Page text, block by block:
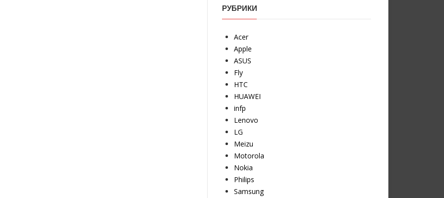
РУБРИКИ
Acer
Apple
ASUS
Fly
HTC
HUAWEI
infp
Lenovo
LG
Meizu
Motorola
Nokia
Philips
Samsung